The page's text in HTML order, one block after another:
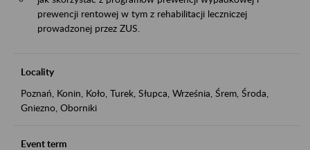
prewencji rentowej w tym z rehabilitacji leczniczej
prowadzonej przez ZUS.
Locality
Poznań, Konin, Koło, Turek, Słupca, Września, Śrem, Środa,
Gniezno, Oborniki
Event term